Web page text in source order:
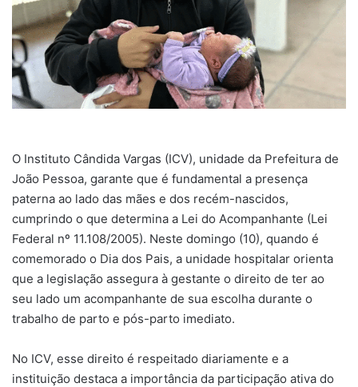
O Instituto Cândida Vargas (ICV), unidade da Prefeitura de
João Pessoa, garante que é fundamental a presença
paterna ao lado das mães e dos recém-nascidos,
cumprindo o que determina a Lei do Acompanhante (Lei
Federal nº 11.108/2005). Neste domingo (10), quando é
comemorado o Dia dos Pais, a unidade hospitalar orienta
que a legislação assegura à gestante o direito de ter ao
seu lado um acompanhante de sua escolha durante o
trabalho de parto e pós-parto imediato.
No ICV, esse direito é respeitado diariamente e a
instituição destaca a importância da participação ativa do